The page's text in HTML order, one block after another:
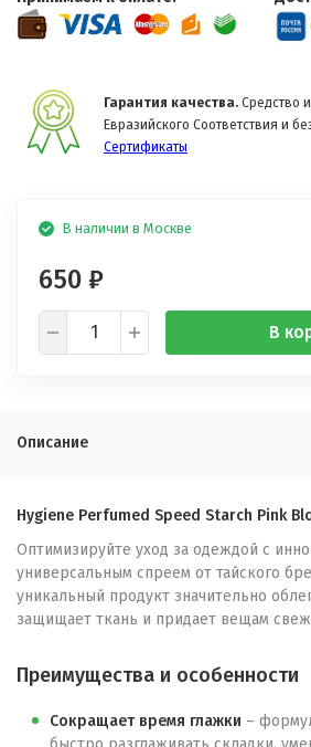
Гарантия качества. Средство
Евразийского Соответствия и
Сертификаты
В наличии в Москве
650 ₽
В
Описание
Hygiene Perfumed Speed Starch Pink
Оптимизируйте уход за одеждой с
универсальным спреем от тайского
уникальный продукт значительно
защищает ткань и придает вещам
Преимущества и особенности
Сокращает время глажки –